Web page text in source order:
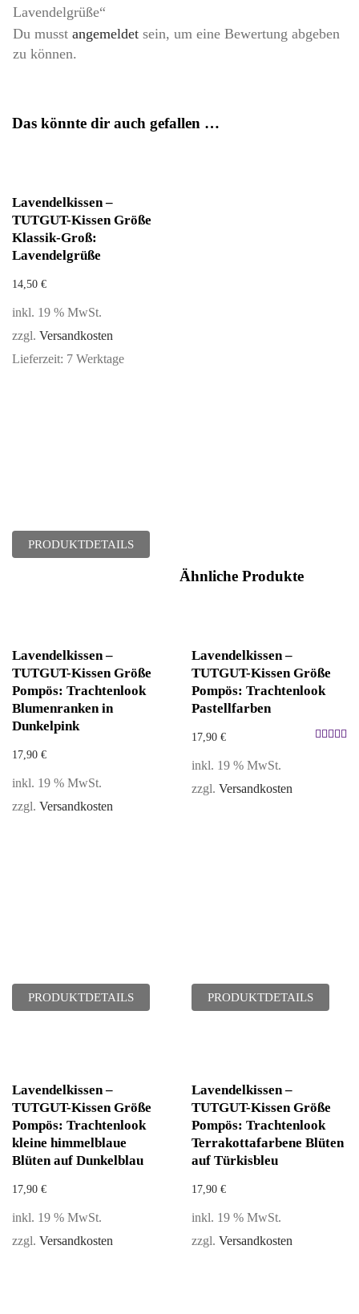
Lavendelgrüße“
Du musst angemeldet sein, um eine Bewertung abgeben
zu können.
Das könnte dir auch gefallen …
Lavendelkissen –
TUTGUT-Kissen Größe
Klassik-Groß:
Lavendelgrüße
14,50 €
inkl. 19 % MwSt.
zzgl. Versandkosten
Lieferzeit: 7 Werktage
PRODUKTDETAILS
Ähnliche Produkte
Lavendelkissen –
TUTGUT-Kissen Größe
Pompös: Trachtenlook
Blumenranken in
Dunkelpink
17,90 €
inkl. 19 % MwSt.
zzgl. Versandkosten
PRODUKTDETAILS
Lavendelkissen –
TUTGUT-Kissen Größe
Pompös: Trachtenlook
Pastellfarben
17,90 €
inkl. 19 % MwSt.
zzgl. Versandkosten
PRODUKTDETAILS
Lavendelkissen –
TUTGUT-Kissen Größe
Pompös: Trachtenlook
kleine himmelblaue
Blüten auf Dunkelblau
17,90 €
inkl. 19 % MwSt.
zzgl. Versandkosten
Lavendelkissen –
TUTGUT-Kissen Größe
Pompös: Trachtenlook
Terrakottafarbene Blüten
auf Türkisbleu
17,90 €
inkl. 19 % MwSt.
zzgl. Versandkosten